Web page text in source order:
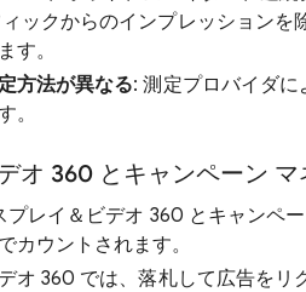
ックからのインプレッションを
す。
方法が異なる: 測定プロバイダに
。
オ 360 とキャンペーン
プレイ＆ビデオ 360 とキャンペ
カウントされます。
オ 360 では、落札して広告を